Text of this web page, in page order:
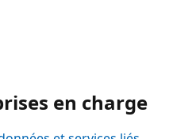
en charge